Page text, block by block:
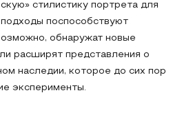
стилистику портрета для
поспособствуют
обнаружат новые
расширят представления о
наследии, которое до сих пор
эксперименты.